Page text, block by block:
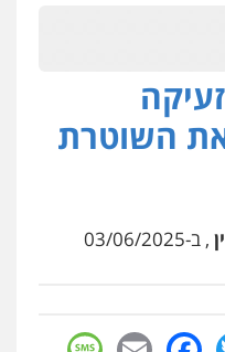
תעבורה צבא
סמים מעצרים
השוטרת
, ב-03/06/2025